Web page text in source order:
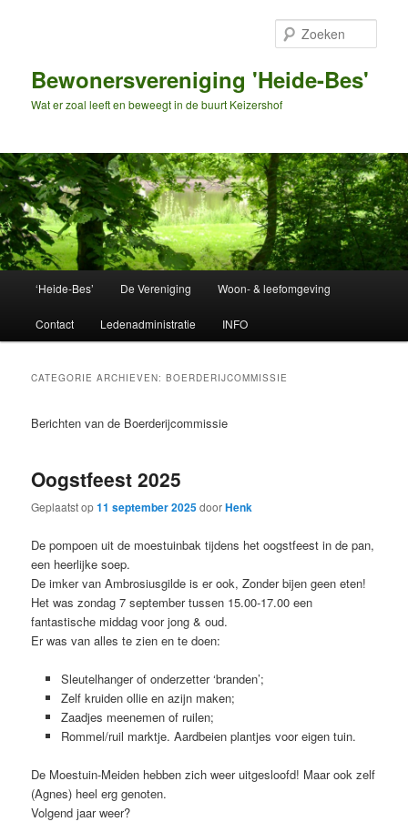
inhoud
inhoudBewonersvereniging 'Heide-Bes'
Wat er zoal leeft en beweegt in de buurt Keizershof
‘Heide-Bes’ De Vereniging Woon- & leefomgeving
Contact Ledenadministratie INFO
CATEGORIE ARCHIEVEN:BOERDERIJCOMMISSIE
Berichten van de Boerderijcommissie
Oogstfeest 2025
Geplaatst op11 september 2025doorHenk
De pompoen uit de moestuinbak tijdens het oogstfeest in de pan,
een heerlijke soep.
De imker van Ambrosiusgilde is er ook, Zonder bijen geen eten!
Het was zondag 7 september tussen 15.00-17.00 een
fantastische middag voor jong & oud.
Er was van alles te zien en te doen:
Sleutelhanger of onderzetter ‘branden’;
Zelf kruiden ollie en azijn maken;
Zaadjes meenemen of ruilen;
Rommel/ruil marktje. Aardbeien plantjes voor eigen tuin.
De Moestuin-Meiden hebben zich weer uitgesloofd! Maar ook zelf
(Agnes) heel erg genoten.
Volgend jaar weer?